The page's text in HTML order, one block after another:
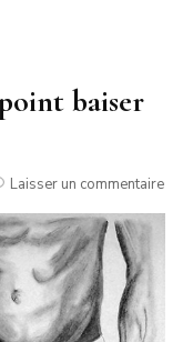
baiser
Laisser un commentairesur